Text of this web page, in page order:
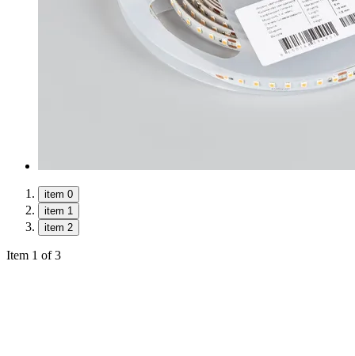
item 0
item 1
item 2
Item 1 of 3